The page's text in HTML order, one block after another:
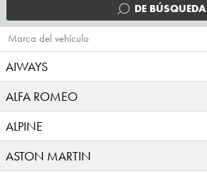
DE BÚSQUEDA
Marca del vehículo
AIWAYS
ALFA ROMEO
ALPINE
ASTON MARTIN